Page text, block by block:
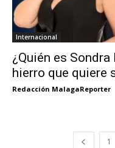
Internacional
¿Quién es
hierro que quiere
Redacción MalagaReporter
1